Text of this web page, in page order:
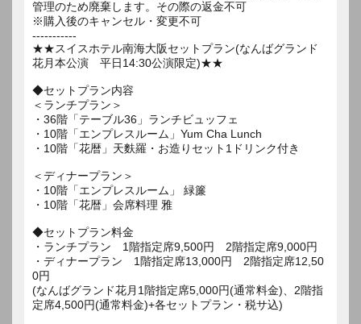
管理のため廃棄します。その際の返金不可
※購入後のキャンセル・変更不可
-----------
★★スイスホテル南海大阪セットプラン(なんばグランド
花月本公演 平日14:30公演限定)★★
◆セットプラン内容
＜ランチプラン＞
・36階「テーブル36」ランチビュッフェ
・10階「エンプレスルーム」Yum Cha Lunch
・10階「花暦」天麩羅・お造りセット1ドリンク付き
＜ディナープラン＞
・10階「エンプレスルーム」 緑簾
・10階「花暦」会席料理 雅
◆セットプラン料金
・ランチプラン 1階指定席9,500円 2階指定席9,000円
・ディナープラン 1階指定席13,000円 2階指定席12,50
0円
(なんばグランド花月1階指定席5,000円(通常料金)、2階指
定席4,500円(通常料金)+各セットプラン・税サ込)